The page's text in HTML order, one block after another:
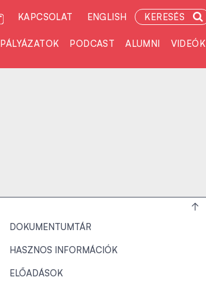
KAPCSOLAT ENGLISH KERESÉS
PÁLYÁZATOK PODCAST ALUMNI VIDEÓK
DOKUMENTUMTÁR
HASZNOS INFORMÁCIÓK
ELŐADÁSOK